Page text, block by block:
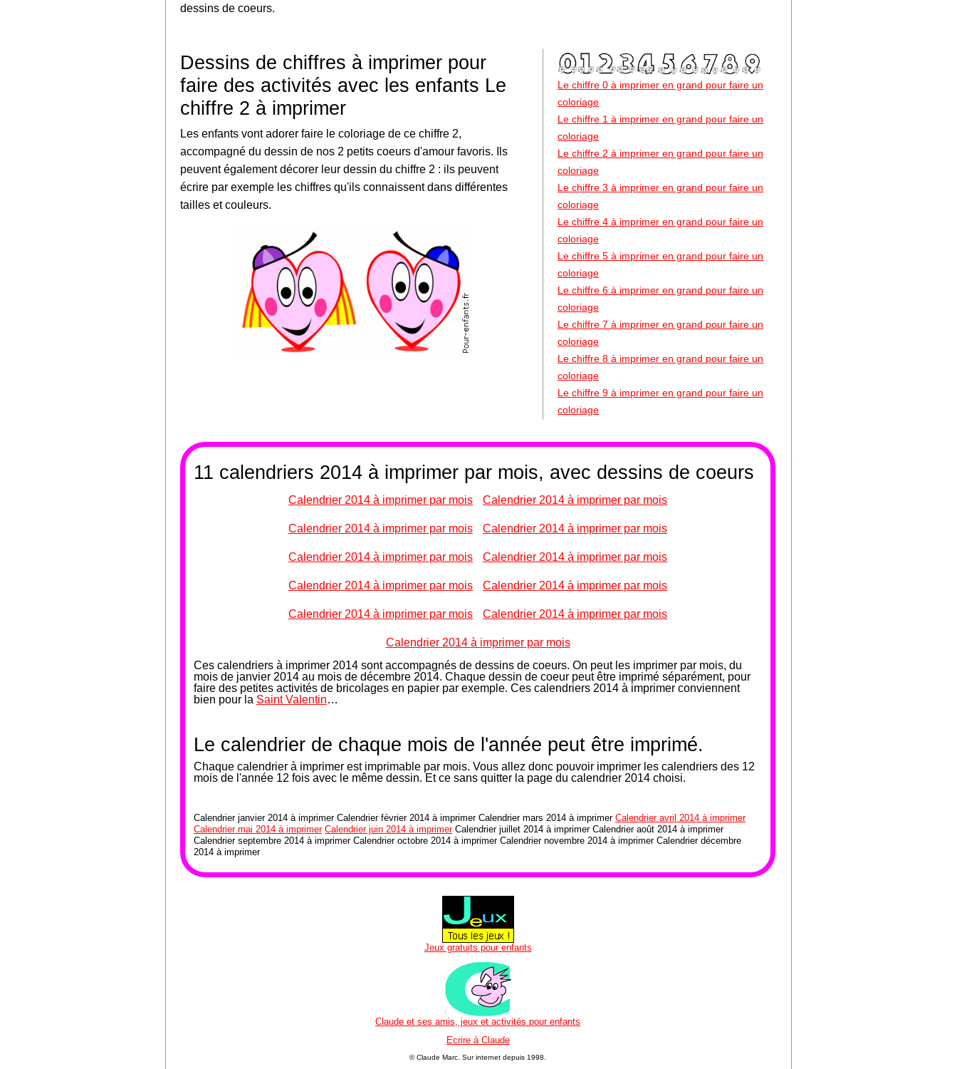
dessins de coeurs.
Dessins de chiffres à imprimer pour
faire des activités avec les enfants Le
chiffre 2 à imprimer
Les enfants vont adorer faire le coloriage de ce chiffre 2,
accompagné du dessin de nos 2 petits coeurs d'amour favoris. Ils
peuvent également décorer leur dessin du chiffre 2 : ils peuvent
écrire par exemple les chiffres qu'ils connaissent dans différentes
tailles et couleurs.
Le chiffre 0 à imprimer en grand pour faire un
coloriage
Le chiffre 1 à imprimer en grand pour faire un
coloriage
Le chiffre 2 à imprimer en grand pour faire un
coloriage
Le chiffre 3 à imprimer en grand pour faire un
coloriage
Le chiffre 4 à imprimer en grand pour faire un
coloriage
Le chiffre 5 à imprimer en grand pour faire un
coloriage
Le chiffre 6 à imprimer en grand pour faire un
coloriage
Le chiffre 7 à imprimer en grand pour faire un
coloriage
Le chiffre 8 à imprimer en grand pour faire un
coloriage
Le chiffre 9 à imprimer en grand pour faire un
coloriage
11 calendriers 2014 à imprimer par mois, avec dessins de coeurs
Calendrier 2014 à imprimer par mois Calendrier 2014 à imprimer par mois
Calendrier 2014 à imprimer par mois Calendrier 2014 à imprimer par mois
Calendrier 2014 à imprimer par mois Calendrier 2014 à imprimer par mois
Calendrier 2014 à imprimer par mois Calendrier 2014 à imprimer par mois
Calendrier 2014 à imprimer par mois Calendrier 2014 à imprimer par mois
Calendrier 2014 à imprimer par mois
Ces calendriers à imprimer 2014 sont accompagnés de dessins de coeurs. On peut les imprimer par mois, du
mois de janvier 2014 au mois de décembre 2014. Chaque dessin de coeur peut être imprimé séparément, pour
faire des petites activités de bricolages en papier par exemple. Ces calendriers 2014 à imprimer conviennent
bien pour la Saint Valentin…
Le calendrier de chaque mois de l'année peut être imprimé.
Chaque calendrier à imprimer est imprimable par mois. Vous allez donc pouvoir imprimer les calendriers des 12
mois de l'année 12 fois avec le même dessin. Et ce sans quitter la page du calendrier 2014 choisi.
Calendrier janvier 2014 à imprimer Calendrier février 2014 à imprimer Calendrier mars 2014 à imprimer Calendrier avril 2014 à imprimer
Calendrier mai 2014 à imprimer Calendrier juin 2014 à imprimerCalendrier juillet 2014 à imprimer Calendrier août 2014 à imprimer
Calendrier septembre 2014 à imprimer Calendrier octobre 2014 à imprimer Calendrier novembre 2014 à imprimer Calendrier décembre
2014 à imprimer
Jeux gratuits pour enfants
Claude et ses amis, jeux et activités pour enfants
Ecrire à Claude
© Claude Marc. Sur internet depuis 1998.